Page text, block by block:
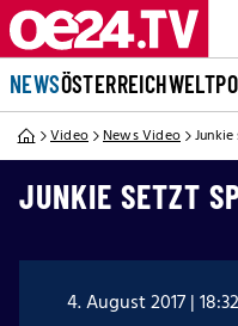
NEWSÖSTERREICHWELT
Video News Video
JUNKIE SETZT
4. August 2017 |